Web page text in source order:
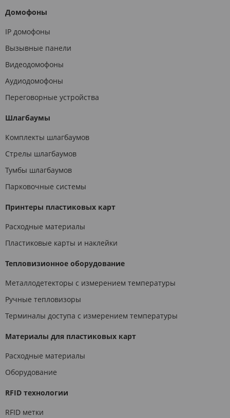
Домофоны
IP домофоны
Вызывные панели
Видеодомофоны
Аудиодомофоны
Переговорные устройства
Шлагбаумы
Комплекты шлагбаумов
Стрелы шлагбаумов
Тумбы шлагбаумов
Парковочные системы
Принтеры пластиковых карт
Расходные материалы
Пластиковые карты и наклейки
Тепловизионное оборудование
Металлодетекторы с измерением температуры
Ручные тепловизоры
Терминалы доступа с измерением температуры
Материалы для пластиковых карт
Расходные материалы
Оборудование
RFID технологии
RFID метки